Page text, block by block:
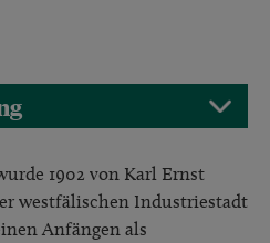
1902 von Karl Ernst
westfälischen Industriestadt
Anfängen als